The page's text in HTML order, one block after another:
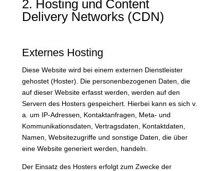
2. Hosting und Content
Delivery Networks (CDN)
Externes Hosting
Diese Website wird bei einem externen Dienstleister
gehostet (Hoster). Die personenbezogenen Daten, die
auf dieser Website erfasst werden, werden auf den
Servern des Hosters gespeichert. Hierbei kann es sich v.
a. um IP-Adressen, Kontaktanfragen, Meta- und
Kommunikationsdaten, Vertragsdaten, Kontaktdaten,
Namen, Websitezugriffe und sonstige Daten, die über
eine Website generiert werden, handeln.
Der Einsatz des Hosters erfolgt zum Zwecke der